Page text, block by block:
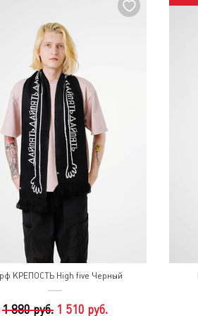
КРЕПОСТЬ High five Черный
1 880 руб. 1 510 руб.